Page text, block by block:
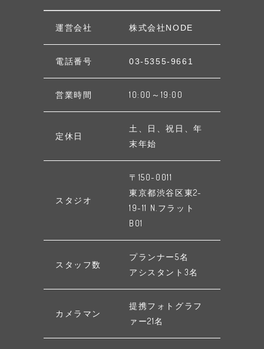
運営会社 株式会社NODE
電話番号 03-5355-9661
営業時間 10:00～19:00
定休日
土、日、祝日、年
末年始
スタジオ
〒150-0011
東京都渋谷区東2-
19-11 N.フラット
B01
スタッフ数
プランナー5名
アシスタント3名
カメラマン
提携フォトグラフ
ァー21名